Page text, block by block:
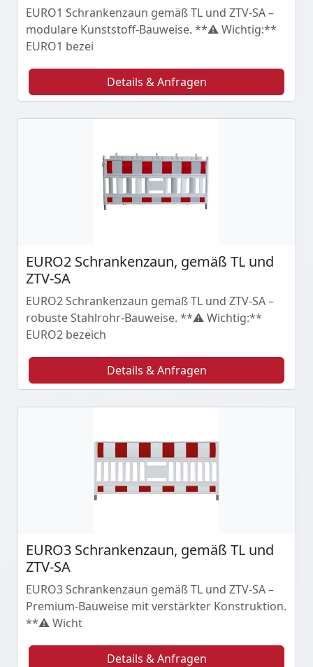
EURO1 Schrankenzaun gemäß TL und ZTV-SA –
modulare Kunststoff-Bauweise. **⚠️ Wichtig:**
EURO1 bezei
Details & Anfragen
EURO2 Schrankenzaun, gemäß TL und
ZTV-SA
EURO2 Schrankenzaun gemäß TL und ZTV-SA –
robuste Stahlrohr-Bauweise. **⚠️ Wichtig:**
EURO2 bezeich
Details & Anfragen
EURO3 Schrankenzaun, gemäß TL und
ZTV-SA
EURO3 Schrankenzaun gemäß TL und ZTV-SA –
Premium-Bauweise mit verstärkter Konstruktion.
**⚠️ Wicht
Details & Anfragen